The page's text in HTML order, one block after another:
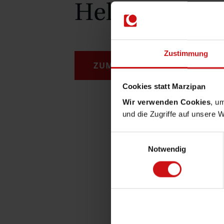
Zustimmung
Cookies statt Marzipan
Wir verwenden Cookies,
und die Zugriffe auf unsere
Notwendig
Helpdesk
ZUM HELPDESK